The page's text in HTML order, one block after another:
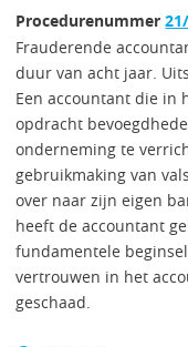
PERS
PUBLICATIES
UITSPRAKEN
ZITTINGSAGENDA
CONTACT
Procedurenummer
Frauderende
duur van acht jaar.
Een accountant die in
opdracht
onderneming te
gebruikmaking van
over naar zijn eigen
heeft de accountant
fundamentele
vertrouwen in het
geschaad.